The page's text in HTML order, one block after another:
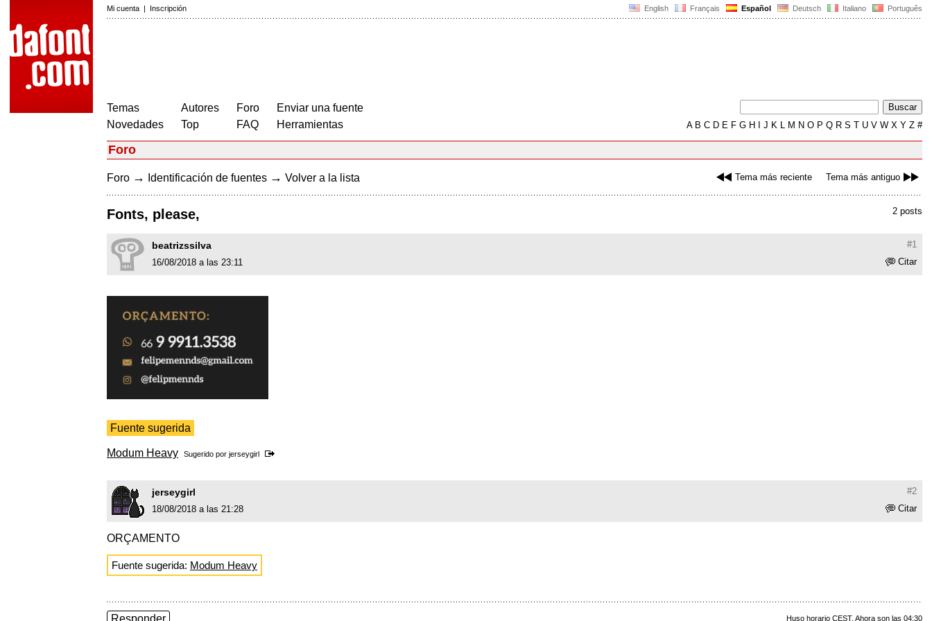
English Français Español Deutsch Italiano Português
Mi cuenta | Inscripción
Temas
Novedades
Autores
Top
Foro
FAQ
Enviar una fuente
Herramientas
AB C D E F G H J K L M N O P Q R S T U V W X Y Z #
Foro
Tema más reciente Tema más antiguo
Foro → Identificación de fuentes → Volver a la lista
2 posts
Fonts, please,
#1
beatrizssilva
Citar
16/08/2018 a las 23:11
Fuente sugerida
Modum Heavy Sugerido por jerseygirl
#2
jerseygirl
Citar
18/08/2018 a las 21:28
ORÇAMENTO
Fuente sugerida: Modum Heavy
Huso horario CEST. Ahora son las 04:30